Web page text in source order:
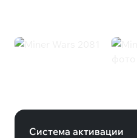
Система активации